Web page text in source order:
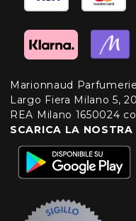
Marionnaud
Largo Fiera Milano 5,
REA Milano 1650024
SCARICA LA NOSTRA